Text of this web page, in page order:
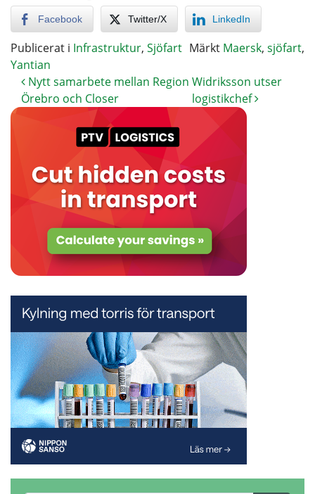
Facebook Twitter/X LinkedIn
Publicerat i Infrastruktur, Sjöfart Märkt Maersk, sjöfart,
Yantian
Nytt samarbete mellan Region
Örebro och Closer
Widriksson utser
logistikchef